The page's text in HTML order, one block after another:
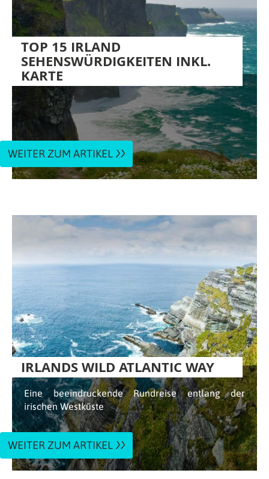
TOP 15 IRLAND
SEHENSWÜRDIGKEITEN INKL.
KARTE
WEITER ZUM ARTIKEL
IRLANDS WILD ATLANTIC WAY
Eine beeindruckende Rundreise entlang der
irischen Westküste
WEITER ZUM ARTIKEL